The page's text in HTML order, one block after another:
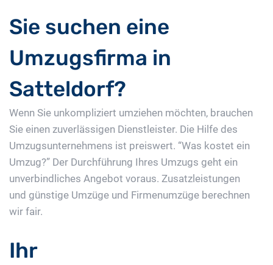
Sie suchen eine
Umzugsfirma in
Satteldorf?
Wenn Sie unkompliziert umziehen möchten, brauchen
Sie einen zuverlässigen Dienstleister. Die Hilfe des
Umzugsunternehmens ist preiswert. “Was kostet ein
Umzug?” Der Durchführung Ihres Umzugs geht ein
unverbindliches Angebot voraus. Zusatzleistungen
und günstige Umzüge und Firmenumzüge berechnen
wir fair.
Ihr